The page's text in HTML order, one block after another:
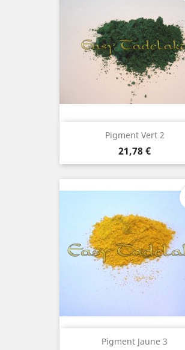
Pigment Vert 2
Prix
21,78 €
Pigment Jaune 3